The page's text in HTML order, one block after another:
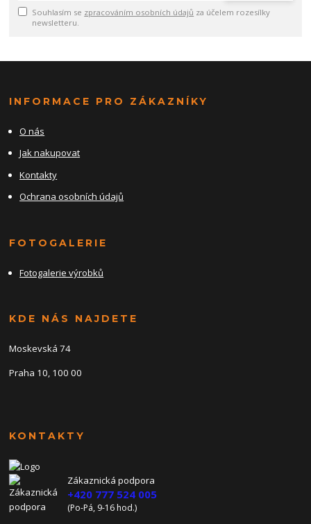
Souhlasím se zpracováním osobních údajů za účelem rozesílky
newsletteru.
INFORMACE PRO ZÁKAZNÍKY
O nás
Jak nakupovat
Kontakty
Ochrana osobních údajů
FOTOGALERIE
Fotogalerie výrobků
KDE NÁS NAJDETE
Moskevská 74
Praha 10, 100 00
KONTAKTY
Zákaznická podpora
+420 777 524 005
(Po-Pá, 9-16 hod.)